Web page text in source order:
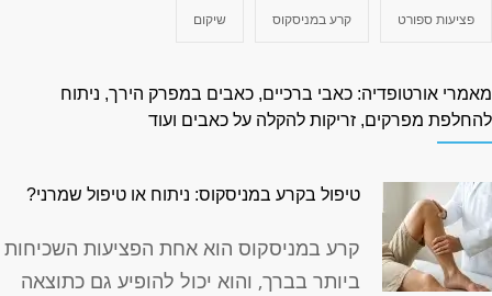
פציעות ספורט קרע במניסקוס שיקום
מאמרי אורטופדיה: כאבי ברכיים, כאבים במפרק הירך, ניתוח
להחלפת מפרקים, זריקות להקלה על כאבים ועוד
טיפול בקרע במניסקוס: ניתוח או טיפול שמרני?
קרע במניסקוס הוא אחת הפציעות השכיחות
ביותר בברך, והוא יכול להופיע גם כתוצאה